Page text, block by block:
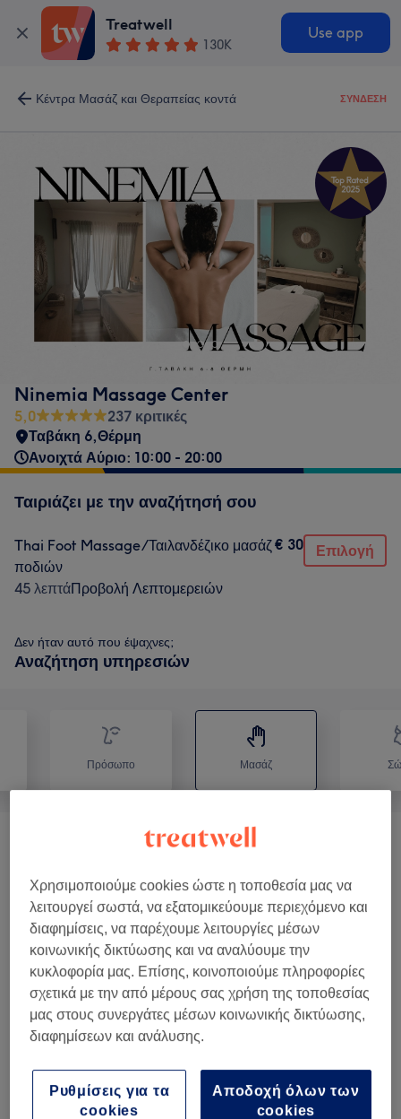
Treatwell
130K
Use app
Κέντρα Μασάζ και Θεραπείας κοντά ΣΎΝΔΕΣΗ
Ninemia Massage Center
5,0
237 κριτικές
Ταβάκη 6,Θέρμη
Ανοιχτά Αύριο: 10:00 - 20:00
Ταιριάζει με την αναζήτησή σου
Thai Foot Massage/Ταιλανδέζικο μασάζ
ποδιών
45 λεπτάΠροβολή Λεπτομερειών
€ 30 Επιλογή
Δεν ήταν αυτό που έψαχνες;
Αναζήτηση υπηρεσιών
Πρόσωπο Μασάζ
9)
Ρεφλεξολογία (1) € 30
Θεραπευτικά Μασάζ (1) από € 40
Θεραπείες Αδυνατίσματος &
Κυτταρίτιδας (1)
από € 25
Αξιολογήσεις καταστήματος
Χρησιμοποιούμε cookies ώστε η τοποθεσία μας να
λειτουργεί σωστά, να εξατομικεύουμε περιεχόμενο και
διαφημίσεις, να παρέχουμε λειτουργίες μέσων
κοινωνικής δικτύωσης και να αναλύουμε την
κυκλοφορία μας. Επίσης, κοινοποιούμε πληροφορίες
σχετικά με την από μέρους σας χρήση της τοποθεσίας
μας στους συνεργάτες μέσων κοινωνικής δικτύωσης,
διαφημίσεων και ανάλυσης.
Αποδοχή όλων των
cookies
Ρυθμίσεις για τα
cookies